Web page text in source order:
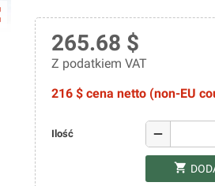
265.68 $
Z podatkiem VAT
216 $ cena netto (non-EU
Ilość remove
shopping_cart